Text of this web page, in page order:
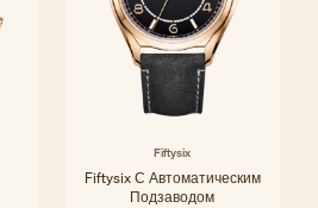
Fiftysix
Fiftysix С Автоматическим
Подзаводом